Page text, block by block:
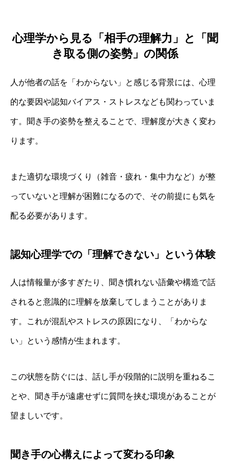
心理学から見る「相手の理解力」と「聞
き取る側の姿勢」の関係
人が他者の話を「わからない」と感じる背景には、心理
的な要因や認知バイアス・ストレスなども関わっていま
す。聞き手の姿勢を整えることで、理解度が大きく変わ
ります。
また適切な環境づくり（雑音・疲れ・集中力など）が整
っていないと理解が困難になるので、その前提にも気を
配る必要があります。
認知心理学での「理解できない」という体験
人は情報量が多すぎたり、聞き慣れない語彙や構造で話
されると意識的に理解を放棄してしまうことがありま
す。これが混乱やストレスの原因になり、「わからな
い」という感情が生まれます。
この状態を防ぐには、話し手が段階的に説明を重ねるこ
とや、聞き手が遠慮せずに質問を挟む環境があることが
望ましいです。
聞き手の心構えによって変わる印象